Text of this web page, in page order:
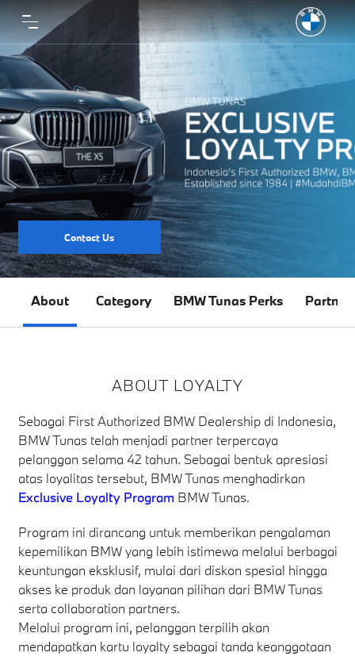
Contact Us
About Category BMW Tunas Perks Partner
ABOUT LOYALTY
Sebagai First Authorized BMW Dealership di Indonesia,
BMW Tunas telah menjadi partner terpercaya
pelanggan selama 42 tahun. Sebagai bentuk apresiasi
atas loyalitas tersebut, BMW Tunas menghadirkan
Exclusive Loyalty Program BMW Tunas.
Program ini dirancang untuk memberikan pengalaman
kepemilikan BMW yang lebih istimewa melalui berbagai
keuntungan eksklusif, mulai dari diskon spesial hingga
akses ke produk dan layanan pilihan dari BMW Tunas
serta collaboration partners.
Melalui program ini, pelanggan terpilih akan
mendapatkan kartu loyalty sebagai tanda keanggotaan